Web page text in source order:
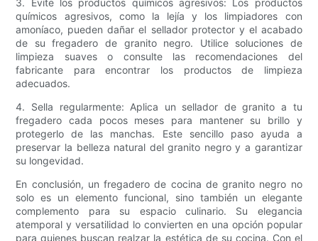
químicos agresivos, como la lejía y los limpiadores con
amoníaco, pueden dañar el sellador protector y el acabado
de su fregadero de granito negro. Utilice soluciones de
limpieza suaves o consulte las recomendaciones del
fabricante para encontrar los productos de limpieza
adecuados.
4. Sella regularmente: Aplica un sellador de granito a tu
fregadero cada pocos meses para mantener su brillo y
protegerlo de las manchas. Este sencillo paso ayuda a
preservar la belleza natural del granito negro y a garantizar
su longevidad.
En conclusión, un fregadero de cocina de granito negro no
solo es un elemento funcional, sino también un elegante
complemento para su espacio culinario. Su elegancia
atemporal y versatilidad lo convierten en una opción popular
para quienes buscan realzar la estética de su cocina. Con el